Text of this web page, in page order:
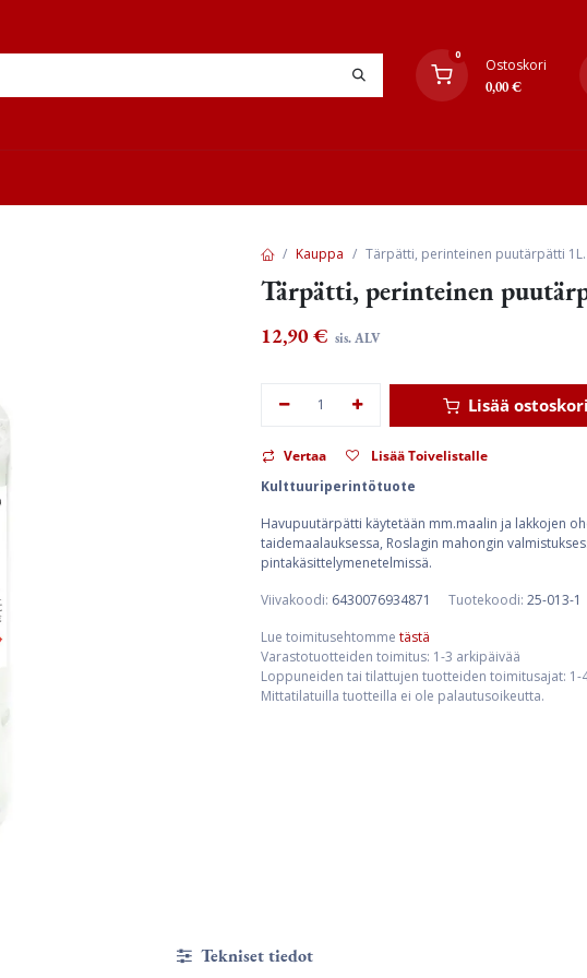
0
Ostoskori
0,00€
Kauppa Tärpätti, perinteinen puutärpätti 1L.
Tärpätti, perinteinen
12,90 € sis. ALV
Lisää
Vertaa
Lisää Toivelistalle
Kulttuuriperintötuote
Havupuutärpätti käytetään mm.maalin ja lakkojen
taidemaalauksessa, Roslagin mahongin
pintakäsittelymenetelmissä.
Viivakoodi: 6430076934871 Tuotekoodi: 25-013-1
Lue toimitusehtomme tästä
Varastotuotteiden toimitus: 1-3 arkipäivää
Loppuneiden tai tilattujen tuotteiden toimitusajat: 1-
Mittatilatuilla tuotteilla ei ole palautusoikeutta.
Tekniset tiedot